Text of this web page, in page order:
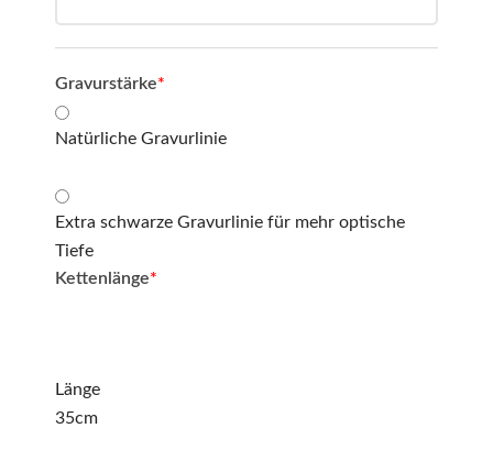
*
Gravurstärke
Natürliche Gravurlinie
Extra schwarze Gravurlinie für mehr optische
Tiefe
*
Kettenlänge
Länge
35cm